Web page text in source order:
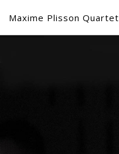
Maxime Plisson Quartet